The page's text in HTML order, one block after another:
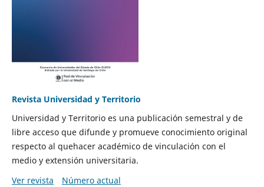
Revista Universidad y Territorio
Universidad y Territorio es una publicación semestral y de
libre acceso que difunde y promueve conocimiento original
respecto al quehacer académico de vinculación con el
medio y extensión universitaria.
Ver revista
Número actual